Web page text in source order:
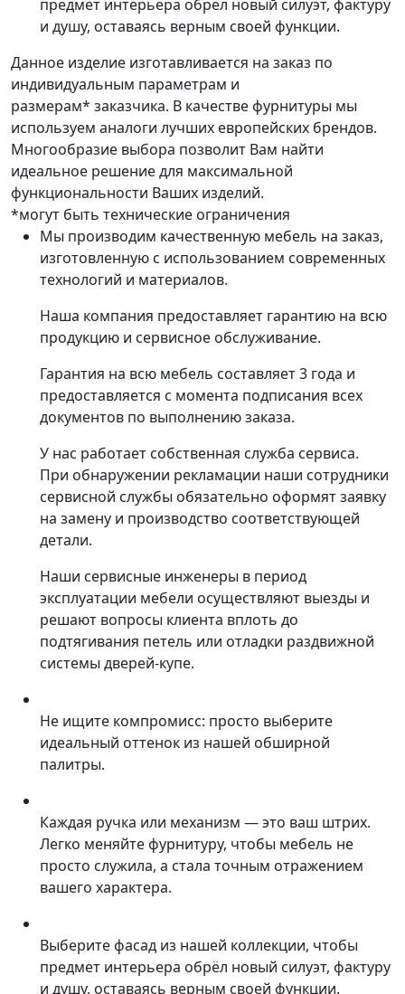
предмет интерьера обрёл новый силуэт, фактуру
и душу, оставаясь верным своей функции.
Данное изделие изготавливается на заказ по
индивидуальным параметрам и
размерам* заказчика. В качестве фурнитуры мы
используем аналоги лучших европейских брендов.
Многообразие выбора позволит Вам найти
идеальное решение для максимальной
функциональности Ваших изделий.
*могут быть технические ограничения
Мы производим качественную мебель на заказ,
изготовленную с использованием современных
технологий и материалов.
Наша компания предоставляет гарантию на всю
продукцию и сервисное обслуживание.
Гарантия на всю мебель составляет 3 года и
предоставляется с момента подписания всех
документов по выполнению заказа.
У нас работает собственная служба сервиса.
При обнаружении рекламации наши сотрудники
сервисной службы обязательно оформят заявку
на замену и производство соответствующей
детали.
Наши сервисные инженеры в период
эксплуатации мебели осуществляют выезды и
решают вопросы клиента вплоть до
подтягивания петель или отладки раздвижной
системы дверей-купе.
Не ищите компромисс: просто выберите
идеальный оттенок из нашей обширной
палитры.
Каждая ручка или механизм — это ваш штрих.
Легко меняйте фурнитуру, чтобы мебель не
просто служила, а стала точным отражением
вашего характера.
Выберите фасад из нашей коллекции, чтобы
предмет интерьера обрёл новый силуэт, фактуру
и душу, оставаясь верным своей функции.